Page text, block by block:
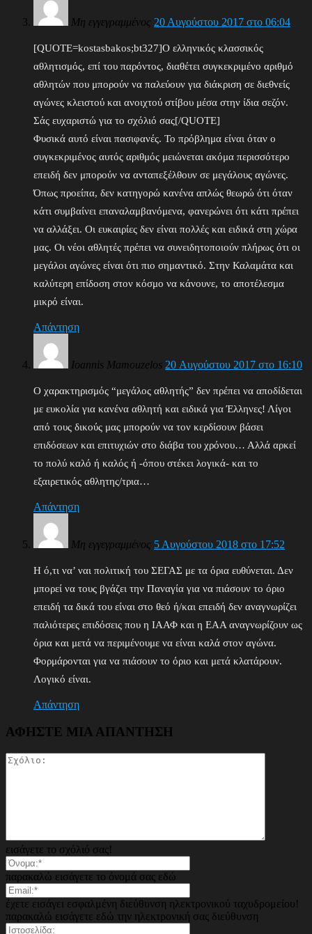
Μη εγγεγραμμένος 20 Αυγούστου 2017 στο 06:04
[QUOTE=kostasbakos;bt327]Ο ελληνικός κλασσικός
αθλητισμός, επί του παρόντος, διαθέτει συγκεκριμένο αριθμό
αθλητών που μπορούν να παλεύουν για διάκριση σε διεθνείς
αγώνες κλειστού και ανοιχτού στίβου μέσα στην ίδια σεζόν.
Σάς ευχαριστώ για το σχόλιό σας[/QUOTE]
Φυσικά αυτό είναι πασιφανές. Το πρόβλημα είναι όταν ο
συγκεκριμένος αυτός αριθμός μειώνεται ακόμα περισσότερο
επειδή δεν μπορούν να ανταπεξέλθουν σε μεγάλους αγώνες.
Όπως προείπα, δεν κατηγορώ κανένα απλώς θεωρώ ότι όταν
κάτι συμβαίνει επαναλαμβανόμενα, φανερώνει ότι κάτι πρέπει
να αλλάξει. Οι ευκαιρίες δεν είναι πολλές και ειδικά στη χώρα
μας. Οι νέοι αθλητές πρέπει να συνειδητοποιούν πλήρως ότι οι
μεγάλοι αγώνες είναι ότι πιο σημαντικό. Στην Καλαμάτα και
καλύτερη επίδοση στον κόσμο να κάνουνε, το αποτέλεσμα
μικρό είναι.
Απάντηση
Ioannis Mamouzelos 20 Αυγούστου 2017 στο 16:10
Ο χαρακτηρισμός “μεγάλος αθλητής” δεν πρέπει να αποδίδεται
με ευκολία για κανένα αθλητή και ειδικά για Έλληνες! Λίγοι
από τους δικούς μας μπορούν να τον κερδίσουν βάσει
επιδόσεων και επιτυχιών στο διάβα του χρόνου… Αλλά αρκεί
το πολύ καλό ή καλός ή -όπου στέκει λογικά- και το
εξαιρετικός αθλητης/τρια…
Απάντηση
Μη εγγεγραμμένος 5 Αυγούστου 2018 στο 17:52
Η ό,τι να’ ναι πολιτική του ΣΕΓΑΣ με τα όρια ευθύνεται. Δεν
μπορεί να τους βγάζει την Παναγία για να πιάσουν το όριο
επειδή τα δικά του είναι στο θεό ή/και επειδή δεν αναγνωρίζει
παλιότερες επιδόσεις που η ΙΑΑΦ και η ΕΑΑ αναγνωρίζουν ως
όρια και μετά να περιμένουμε να είναι καλά στον αγώνα.
Φορμάρονται για να πιάσουν το όριο και μετά κλατάρουν.
Λογικό είναι.
Απάντηση
ΑΦΗΣΤΕ ΜΙΑ ΑΠΑΝΤΗΣΗ
εισάγετε το σχόλιό σας!
παρακαλώ εισάγετε το όνομά σας εδώ
έχετε εισάγει εσφαλμένη διεύθυνση ηλεκτρονικού ταχυδρομείου!
παρακαλώ εισάγετε εδώ την ηλεκτρονική σας διεύθυνση